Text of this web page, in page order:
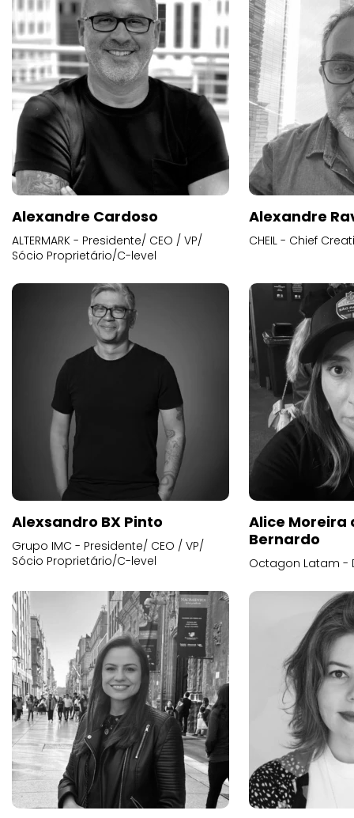
Alexandre Cardoso
ALTERMARK - Presidente/ CEO / VP/
Sócio Proprietário/C-level
Alexandre
CHEIL - Chief
Alexsandro BX Pinto
Grupo IMC - Presidente/ CEO / VP/
Sócio Proprietário/C-level
Alice
Bernardo
Octagon Latam -